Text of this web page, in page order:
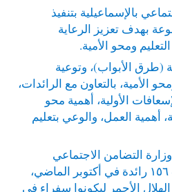
بالإسماعيلية بتنفيذ
بهدف تعزيز الرعاية
ومحو الأمية.
(طرق الأبواب)، وتوعية
الأمية، بالتعاون مع الرائدات،
الأولية، أهمية محو
أهمية العمل، والوعي بتعليم
التضامن الاجتماعي
بالإسماعيلية، أنه تم تدريب ١٥٦ رائدة في أكتوبر الماضي،
الأحمر ليكونوا سفراء في